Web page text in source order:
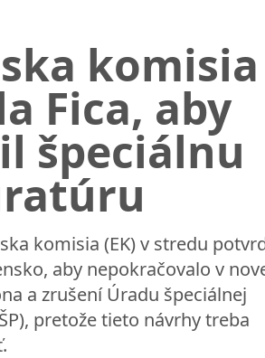
komisia
Fica, aby
špeciálnu
komisia (EK) v stredu
aby nepokračovalo v
a zrušení Úradu špeciálnej
pretože tieto návrhy treba